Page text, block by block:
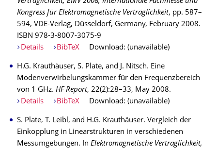
Kongress für Elektromagnetische Verträglichkeit, pp. 587–
594, VDE-Verlag, Düsseldorf, Germany, February 2008.
ISBN 978-3-8007-3075-9
Details
BibTeX Download: (unavailable)
H.G. Krauthäuser, S. Plate, and J. Nitsch. Eine
Modenverwirbelungskammer für den Frequenzbereich
von 1 GHz. HF Report, 22(2):28–33, May 2008.
Details
BibTeX Download: (unavailable)
S. Plate, T. Leibl, and H.G. Krauthäuser. Vergleich der
Einkopplung in Linearstrukturen in verschiedenen
Messumgebungen. In Elektromagnetische Verträglichkeit,